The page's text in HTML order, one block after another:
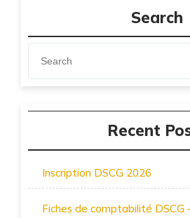
Search
Recent
Inscription DSCG 2026
Fiches de comptabilité DSCG